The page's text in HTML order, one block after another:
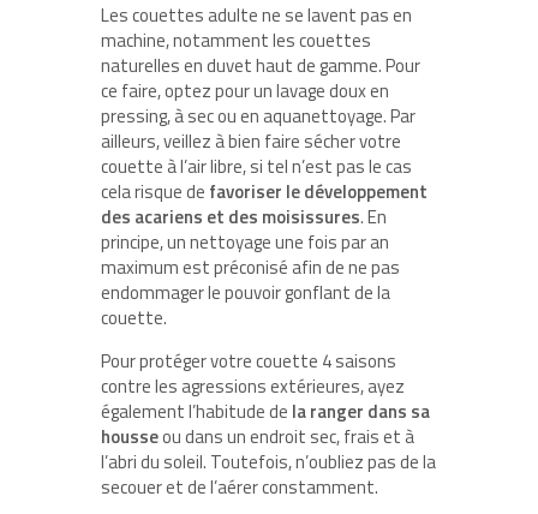
Les couettes adulte ne se lavent pas en
machine, notamment les couettes
naturelles en duvet haut de gamme. Pour
ce faire, optez pour un lavage doux en
pressing, à sec ou en aquanettoyage. Par
ailleurs, veillez à bien faire sécher votre
couette à l’air libre, si tel n’est pas le cas
cela risque de favoriser le développement
des acariens et des moisissures. En
principe, un nettoyage une fois par an
maximum est préconisé afin de ne pas
endommager le pouvoir gonflant de la
couette.
Pour protéger votre couette 4 saisons
contre les agressions extérieures, ayez
également l’habitude de la ranger dans sa
housseou dans un endroit sec, frais et à
l’abri du soleil. Toutefois, n’oubliez pas de la
secouer et de l’aérer constamment.